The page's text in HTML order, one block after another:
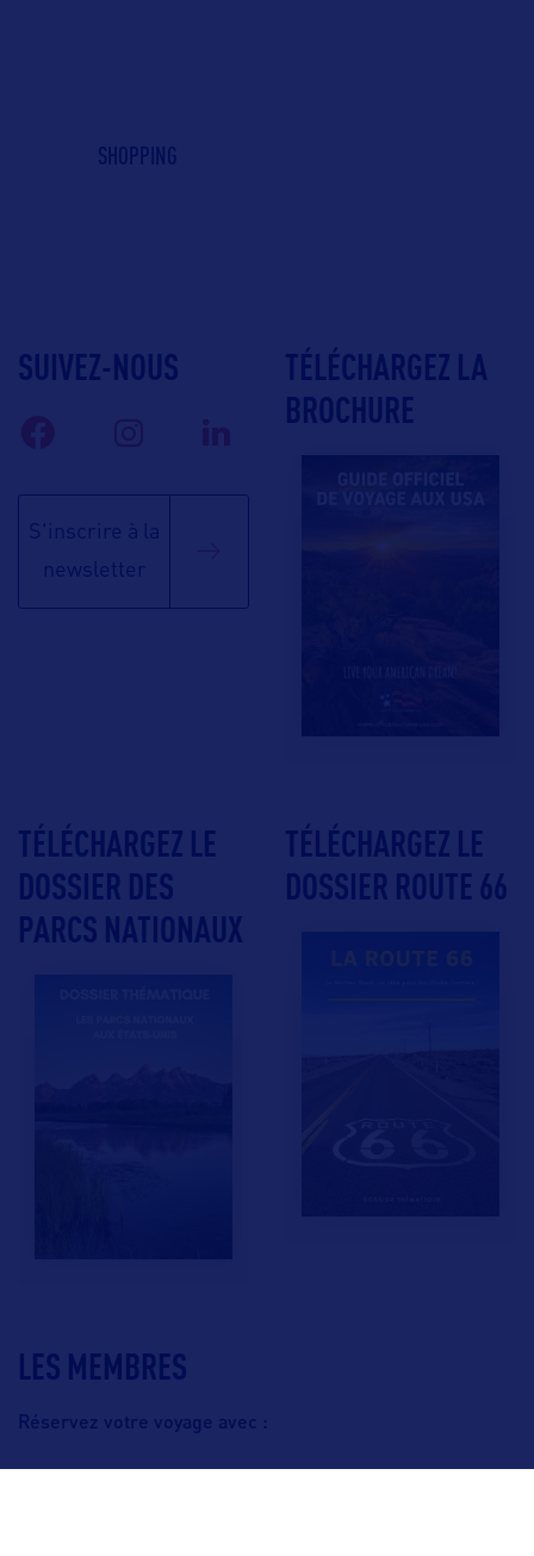
SHOPPING
LES MEMBRES
Réservez votre voyage avec :
SUIVEZ-NOUS
S'inscrire à la
newsletter
TÉLÉCHARGEZ LA
BROCHURE
TÉLÉCHARGEZ LE
DOSSIER DES
PARCS NATIONAUX
TÉLÉCHARGEZ LE
DOSSIER ROUTE 66